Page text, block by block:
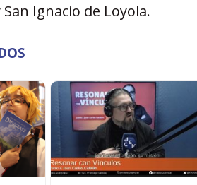
Ignacio de Loyola.